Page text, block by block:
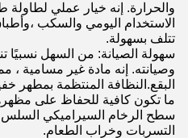
والحرارة. إنه خيار عملي
الاستخدام اليومي والسكب
تتلف بسهولة.
سهولة الصيانة: من السهل نسبيًا
وصيانته. إنه مادة غير مسامية ،
البقع.النظافة المنتظمة
ما تكون كافية للحفاظ على
سطح الرخام السيراميكي
التسربات وخراب الطعام.